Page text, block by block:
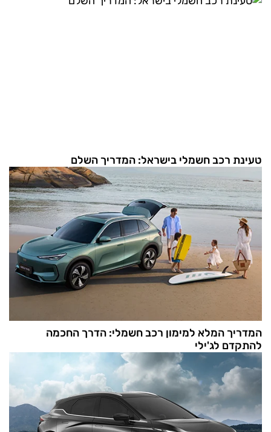
טעינת רכב חשמלי בישראל: המדריך השלם
המדריך המלא למימון רכב חשמלי: הדרך החכמה
להתקדם לג'ילי